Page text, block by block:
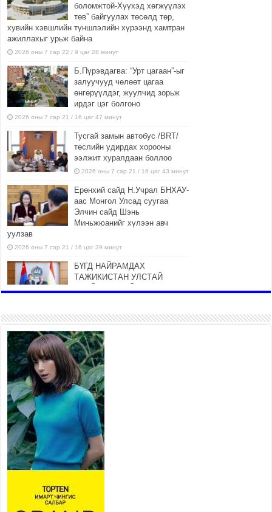
боломжтой-Хүүхэд хөгжүүлэх
төв” байгуулах төсөлд төр,
хувийн хэвшлийн түншлэлийн хүрээнд хамтран
ажиллахыг урьж байна
2026 оны 7 сар 22 / 9 цаг 28 минут
Б.Пүрэвдагва: “Урт цагаан”-ыг
залуучууд чөлөөт цагаа
өнгөрүүлдэг, жуулчид зорьж
ирдэг цэг болгоно
2026 оны 7 сар 21 / 16 цаг 47 минут
Тусгай замын автобус /BRT/
төслийн удирдах хорооны
ээлжит хуралдаан боллоо
2026 оны 7 сар 21 / 16 цаг 43 минут
Ерөнхий сайд Н.Учрал БНХАУ-
аас Монгол Улсад суугаа
Элчин сайд Шэнь
Миньжюанийг хүлээн авч
уулзав
2026 оны 7 сар 21 / 16 цаг 39 минут
БҮГД НАЙРАМДАХ
ТАЖИКИСТАН УЛСТАЙ
26,992 суралцагч хотхоны бага
сургуульд, 8100 суралцагч
төрөлжсөн ахлах сургуульд
суралцана
2026 оны 7 сар 21 / 13 цаг 43 минут
COP17 хурлын үеэрх замын хөдөлгөөн, нийтийн
тээврийн зохицуулалт, сургууль, цэцэрлэг, зах,
худалдааны төвийн ажиллах хуваарийг гаргаж,
иргэдэд мэдээлэхийг үүрэг болголоо
2026 оны 7 сар 21 / 11 цаг 59 минут
Гэр бүлийн хэрэг шүүхэд хянан шийдвэрлэх
тухай хуулиар хүүхдийн дээд ашиг сонирхлыг
нэн тэргүүнд хангахыг баталгаажууллаа
2026 оны 7 сар 21 / 11 цаг 42 минут